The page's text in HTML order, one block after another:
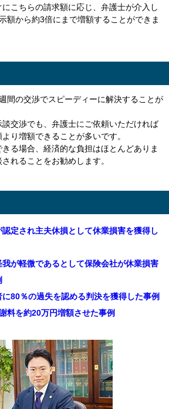
こちらの請求額に応じ、弁護士が介入し
額から約3倍にまで増額することができま
間の交渉でスピーディーに解決することが
交渉でも、弁護士にご依頼いただければ
り増額できることが多いです。
る場合、経済的な負担はほとんどありま
れることをお勧めします。
認定され主夫休損として休業損害を獲得し
が軽微であるとして保険会社が休業損害
80％の過失を認める判決を獲得した事例
料を約20万円増額させた事例